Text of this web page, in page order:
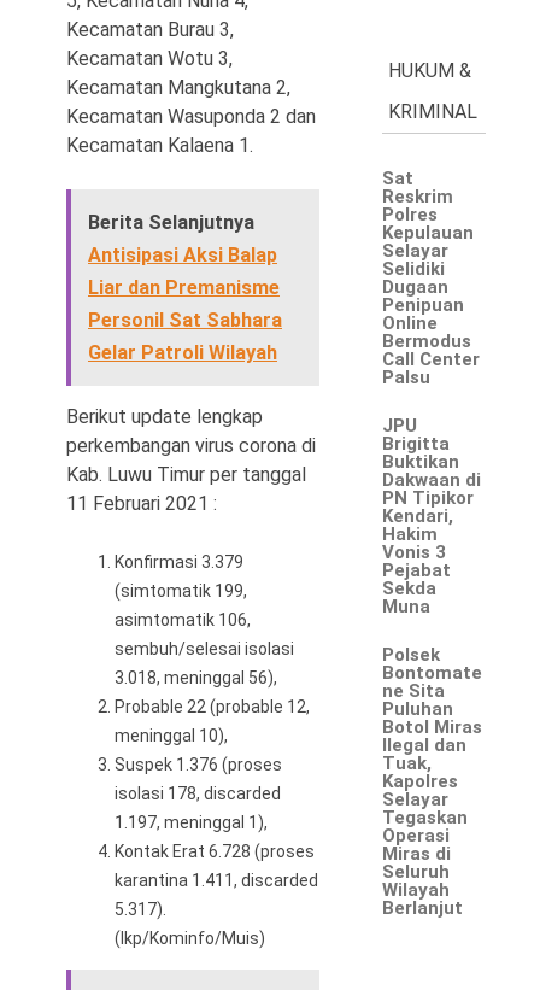
Kecamatan Burau 3,
Kecamatan Wotu 3,
Kecamatan Mangkutana 2,
Kecamatan Wasuponda 2 dan
Kecamatan Kalaena 1.
Berita Selanjutnya
Antisipasi Aksi Balap
Liar dan Premanisme
Personil Sat Sabhara
Gelar Patroli Wilayah
Berikut update lengkap
perkembangan virus corona di
Kab. Luwu Timur per tanggal
11 Februari 2021 :
Konfirmasi 3.379
(simtomatik 199,
asimtomatik 106,
sembuh/selesai isolasi
3.018, meninggal 56),
Probable 22 (probable 12,
meninggal 10),
Suspek 1.376 (proses
isolasi 178, discarded
1.197, meninggal 1),
Kontak Erat 6.728 (proses
karantina 1.411, discarded
5.317).
(Ikp/Kominfo/Muis)
HUKUM &
KRIMINAL
Sat
Reskrim
Polres
Kepulauan
Selayar
Selidiki
Dugaan
Penipuan
Online
Bermodus
Call Center
Palsu
JPU
Brigitta
Buktikan
Dakwaan di
PN Tipikor
Kendari,
Hakim
Vonis 3
Pejabat
Sekda
Muna
Polsek
Bontomate
ne Sita
Puluhan
Botol Miras
Ilegal dan
Tuak,
Kapolres
Selayar
Tegaskan
Operasi
Miras di
Seluruh
Wilayah
Berlanjut